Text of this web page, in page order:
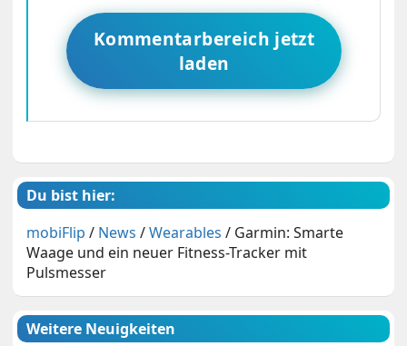
Kommentarbereich jetzt
laden
Du bist hier:
mobiFlip / News /Wearables / Garmin: Smarte
Waage und ein neuer Fitness-Tracker mit
Pulsmesser
Weitere Neuigkeiten